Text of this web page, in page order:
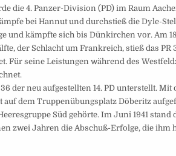
die 4. Panzer-Division (PD) im Raum
bei Hannut und durchstieß die Dyle-
und kämpfte sich bis Dünkirchen vor. Am
der Schlacht um Frankreich, stieß das
Für seine Leistungen während des
36 der neu aufgestellten 14. PD unterstellt.
auf dem Truppenübungsplatz Döberitz
Süd gehörte. Im Juni 1941 stand
zwei Jahren die Abschuß-­Erfolge, die ihm